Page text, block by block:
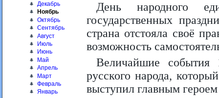
Декабрь
Ноябрь
Октябрь
Сентябрь
Август
Июль
Июнь
Май
Апрель
Март
Февраль
Январь
День народного
государственных
страна отстояла своё
возможность
Величайшие события
русского народа,
выступил главным